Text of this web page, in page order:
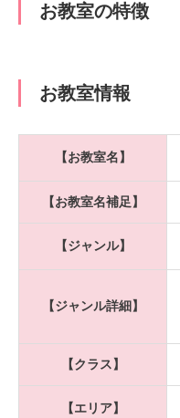
お教室の特徴
お教室情報
【お教室名】
【お教室名補足】
【ジャンル】
【ジャンル詳細】
【クラス】
【エリア】